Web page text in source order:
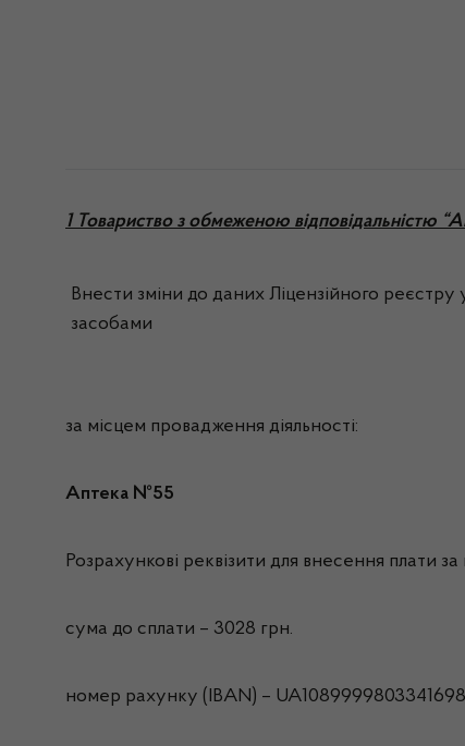
1 Товариство з обмеженою відповідальністю
Внести зміни до даних Ліцензійного реєстру
засобами
за місцем провадження діяльності:
Аптека №55
Розрахункові реквізити для внесення плати за
сума до сплати – 3028 грн.
номер рахунку (IBAN) –